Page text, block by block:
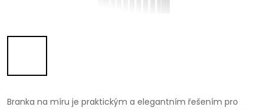
Branka na míru je praktickým a elegantním řešením pro